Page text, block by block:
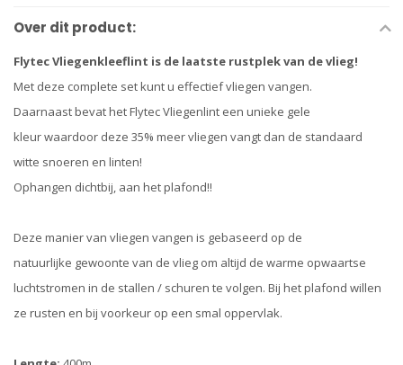
Over dit product:
Flytec Vliegenkleeflint is de laatste rustplek van de vlieg!
Met deze complete set kunt u effectief vliegen vangen.
Daarnaast bevat het Flytec Vliegenlint een unieke gele
kleur waardoor deze 35% meer vliegen vangt dan de standaard
witte snoeren en linten!
Ophangen dichtbij, aan het plafond!!
Deze manier van vliegen vangen is gebaseerd op de
natuurlijke gewoonte van de vlieg om altijd de warme opwaartse
luchtstromen in de stallen / schuren te volgen. Bij het plafond willen
ze rusten en bij voorkeur op een smal oppervlak.